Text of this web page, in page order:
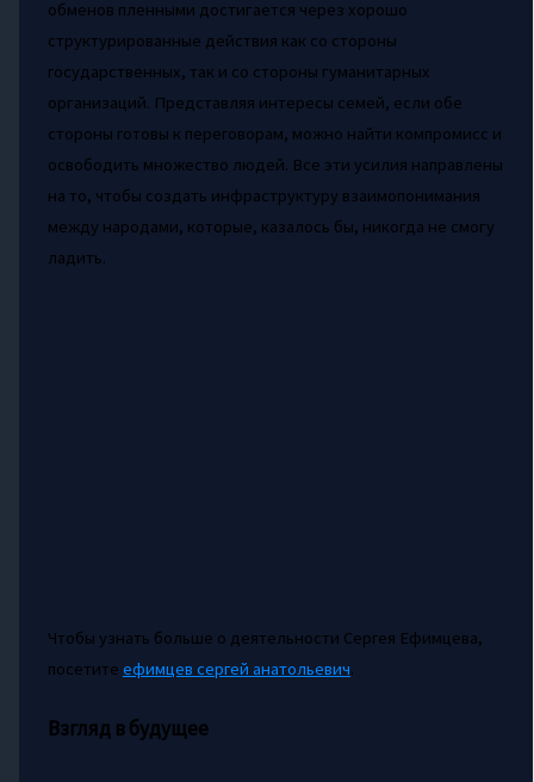
обменов пленными достигается через хорошо
структурированные действия как со стороны
государственных, так и со стороны гуманитарных
организаций. Представляя интересы семей, если обе
стороны готовы к переговорам, можно найти компромисс и
освободить множество людей. Все эти усилия направлены
на то, чтобы создать инфраструктуру взаимопонимания
между народами, которые, казалось бы, никогда не смогу
ладить.
Чтобы узнать больше о деятельности Сергея Ефимцева,
посетите ефимцев сергей анатольевич.
Взгляд в будущее